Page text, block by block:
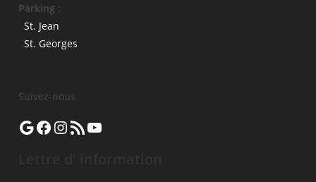
Parking :
St. Jean
St. Georges
Suivez-nous